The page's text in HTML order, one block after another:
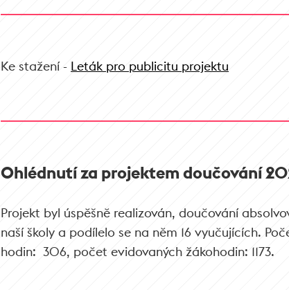
Ke stažení - Leták pro publicitu projektu
Ohlédnutí za projektem doučování
Projekt byl úspěšně realizován, doučování
naší školy a podílelo se na něm 16 vyučujících.
hodin: 306, počet evidovaných žákohodin: 1173.